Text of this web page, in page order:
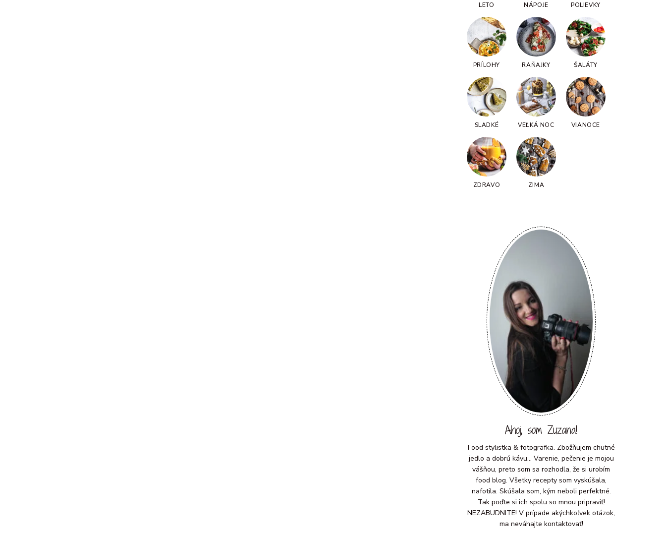
LETO NÁPOJE POLIEVKY
PRÍLOHY RAŇAJKY ŠALÁTY
SLADKÉ VEĽKÁ NOC VIANOCE
ZDRAVO ZIMA
Ahoj, som Zuzana!
Food stylistka & fotografka. Zbožňujem chutné
jedlo a dobrú kávu... Varenie, pečenie je mojou
vášňou, preto som sa rozhodla, že si urobím
food blog. Všetky recepty som vyskúšala,
nafotila. Skúšala som, kým neboli perfektné.
Tak poďte si ich spolu so mnou pripraviť!
NEZABUDNITE! V prípade akýchkoľvek otázok,
ma neváhajte kontaktovať!